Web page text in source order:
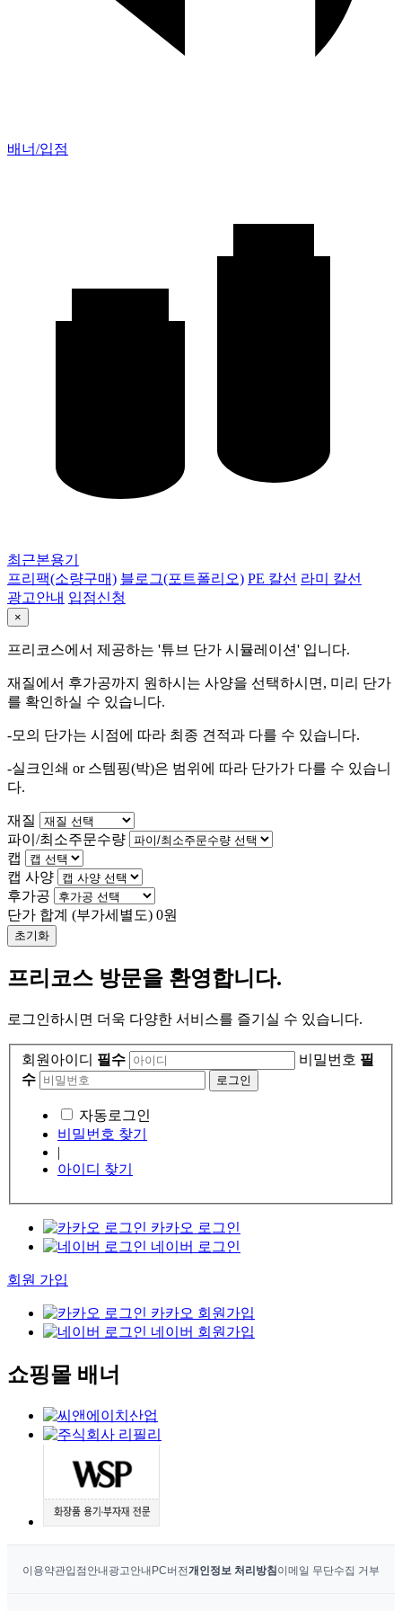
배너/입점
최근본용기
프리팩(소량구매) 블로그(포트폴리오) PE 칼선 라미 칼선
광고안내 입점신청
×
프리코스에서 제공하는 '튜브 단가 시뮬레이션' 입니다.
재질에서 후가공까지 원하시는 사양을 선택하시면, 미리 단가
를 확인하실 수 있습니다.
-모의 단가는 시점에 따라 최종 견적과 다를 수 있습니다.
-실크인쇄 or 스템핑(박)은 범위에 따라 단가가 다를 수 있습니
다.
재질
파이/최소주문수량
캡
캡 사양
후가공
단가 합계 (부가세별도) 0원
초기화
프리코스 방문을 환영합니다.
로그인하시면 더욱 다양한 서비스를 즐기실 수 있습니다.
회원아이디 필수 비밀번호 필
수
자동로그인
비밀번호 찾기
|
아이디 찾기
카카오 로그인
네이버 로그인
회원 가입
카카오 회원가입
네이버 회원가입
쇼핑몰 배너
이용약관입점안내광고안내PC버전개인정보 처리방침이메일 무단수집 거부